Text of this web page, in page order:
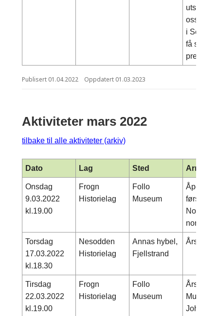
oss med
i
få se
Publisert 01.04.2022 Oppdatert 01.03.2023
Aktiviteter mars 2022
tilbake til alle aktiviteter (arkiv)
Dato Lag Sted
Onsdag
9.03.2022
kl.19.00
Frogn
Historielag
Follo
Museum
Åpent
Nordby
norrøne
Torsdag
17.03.2022
kl.18.30
Nesodden
Historielag
Annas hybel,
Fjellstrand
Årsmøte
Tirsdag
22.03.2022
kl.19.00
Frogn
Historielag
Follo
Museum
Årsmøte
Johnsen